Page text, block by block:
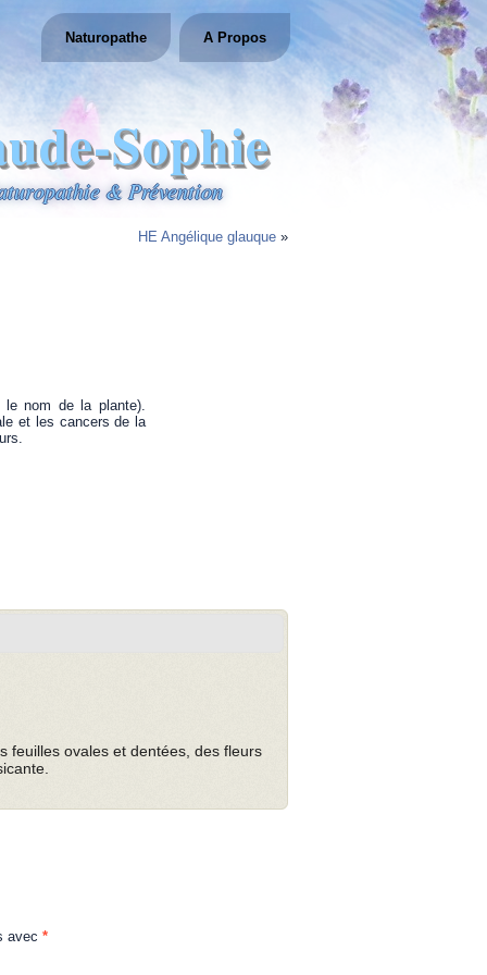
Sophie
& Prévention
Naturopathe A Propos
HE Angélique glauque »
le nom de la plante).
et les cancers de la
feuilles ovales et dentées, des fleurs
avec *